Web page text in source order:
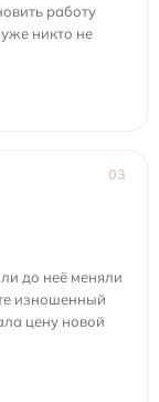
работу
никто не
03
до неё меняли
изношенный
цену новой